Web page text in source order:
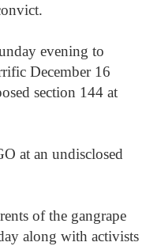
evening to
December 16
section 144 at
at an undisclosed
of the gangrape
along with activists